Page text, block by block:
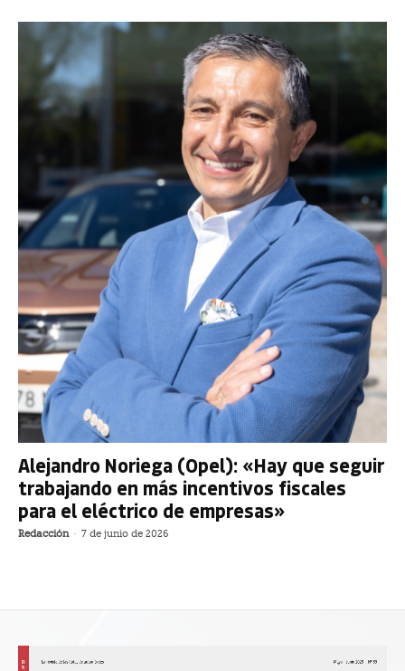
Alejandro Noriega (Opel): «Hay que seguir
trabajando en más incentivos fiscales
para el eléctrico de empresas»
Redacción - 7 de junio de 2026